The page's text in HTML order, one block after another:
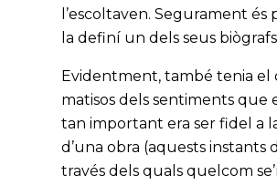
l’escoltaven. Segurament
la definí un dels seus
Evidentment, també tenia el
matisos dels sentiments que
tan important era ser fidel a
d’una obra (aquests
través dels quals quelcom